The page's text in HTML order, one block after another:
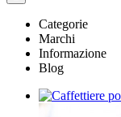
Categorie
Marchi
Informazione
Blog